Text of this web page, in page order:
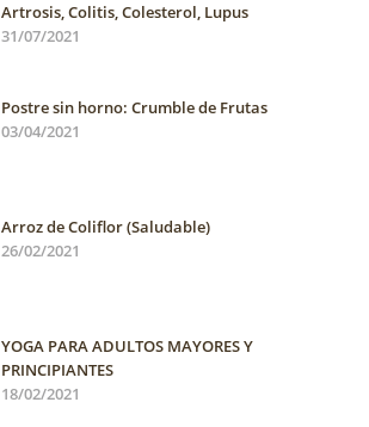
Artrosis, Colitis, Colesterol, Lupus
31/07/2021
Postre sin horno: Crumble de Frutas
03/04/2021
Arroz de Coliflor (Saludable)
26/02/2021
YOGA PARA ADULTOS MAYORES Y
PRINCIPIANTES
18/02/2021